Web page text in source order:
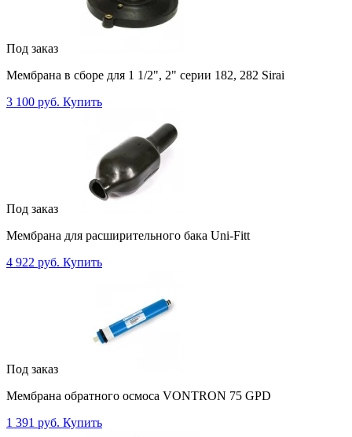
Под заказ
Мембрана в сборе для 1 1/2", 2" серии 182, 282 Sirai
3 100 руб. Купить
Под заказ
Мембрана для расширительного бака Uni-Fitt
4 922 руб. Купить
Под заказ
Мембрана обратного осмоса VONTRON 75 GPD
1 391 руб. Купить